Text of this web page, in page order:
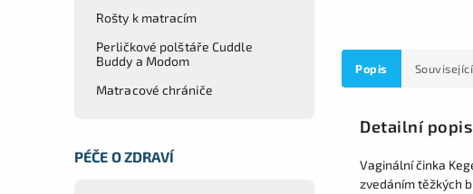
Rošty k matracím
Perličkové polštáře Cuddle
Buddy a Modom
Matracové chrániče
PÉČE O ZDRAVÍ
Popis
Detailní
Vaginální činka
zvedáním těžkých